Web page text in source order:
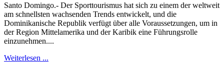
Santo Domingo.- Der Sporttourismus hat sich zu einem der weltweit
am schnellsten wachsenden Trends entwickelt, und die
Dominikanische Republik verfügt über alle Voraussetzungen, um in
der Region Mittelamerika und der Karibik eine Führungsrolle
einzunehmen....
Weiterlesen ...